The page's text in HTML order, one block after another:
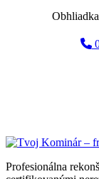
Profesionálna